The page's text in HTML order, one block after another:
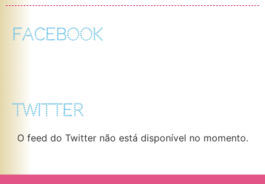
FACEBOOK
TWITTER
O feed do Twitter não está disponível no momento.